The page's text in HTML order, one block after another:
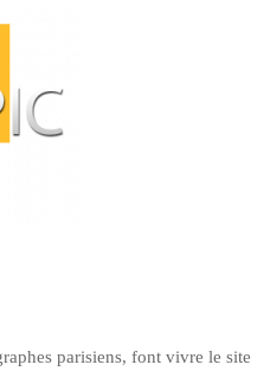
parisiens, font vivre le site